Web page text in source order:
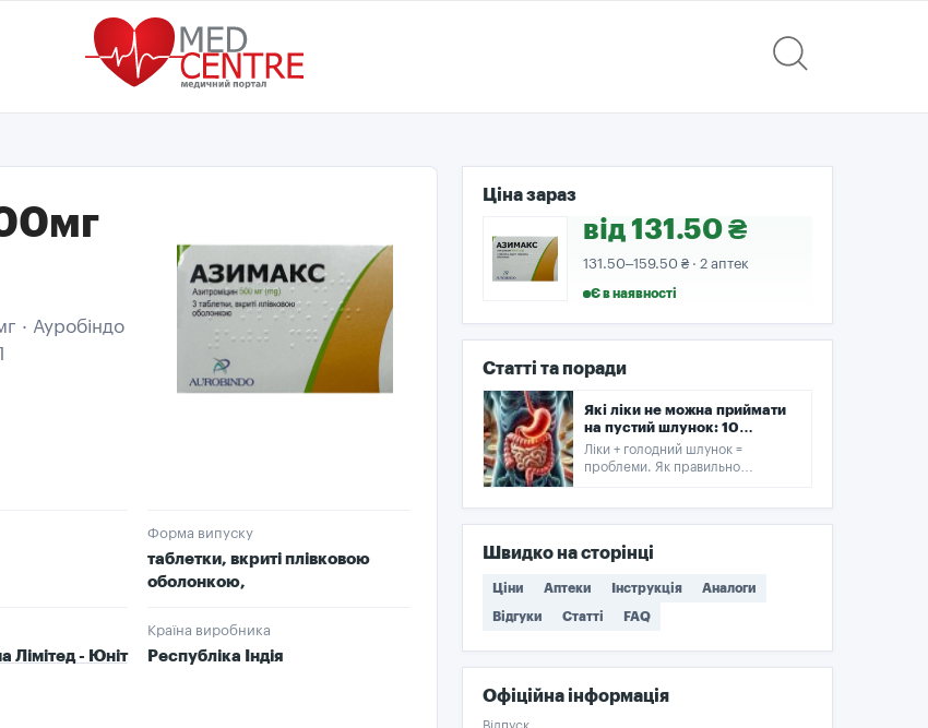
· Ауробіндо
Форма випуску
таблетки, вкриті плівковою
оболонкою,
Лімітед - Юніт
Країна виробника
Республіка Індія
Ціна зараз
від 131.50 ₴
131.50–159.50 ₴ · 2 аптек
Є в наявності
Статті та поради
Які ліки не можна приймати
на пустий шлунок: 10
популярних препаратів
Ліки + голодний шлунок =
проблеми. Як правильно
Швидко на сторінці
Ціни Аптеки Інструкція Аналоги
Відгуки Статті FAQ
Офіційна інформація